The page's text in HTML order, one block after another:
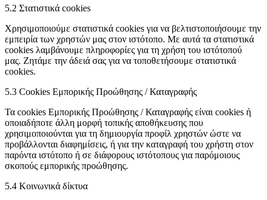
5.2 Στατιστικά cookies
Χρησιμοποιούμε στατιστικά cookies για να βελτιστοποιήσουμε την
εμπειρία των χρηστών μας στον ιστότοπο. Με αυτά τα στατιστικά
cookies λαμβάνουμε πληροφορίες για τη χρήση του ιστότοπού
μας. Ζητάμε την άδειά σας για να τοποθετήσουμε στατιστικά
cookies.
5.3 Cookies Εμπορικής Προώθησης / Καταγραφής
Τα cookies Εμπορικής Προώθησης / Καταγραφής είναι cookies ή
οποιαδήποτε άλλη μορφή τοπικής αποθήκευσης που
χρησιμοποιούνται για τη δημιουργία προφίλ χρηστών ώστε να
προβάλλονται διαφημίσεις, ή για την καταγραφή του χρήστη στον
παρόντα ιστότοπο ή σε διάφορους ιστότοπους για παρόμοιους
σκοπούς εμπορικής προώθησης.
5.4 Κοινωνικά δίκτυα